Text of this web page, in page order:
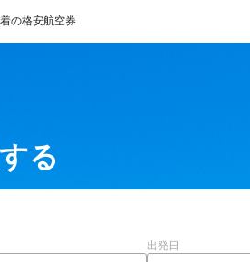
の格安航空券
る
出発日